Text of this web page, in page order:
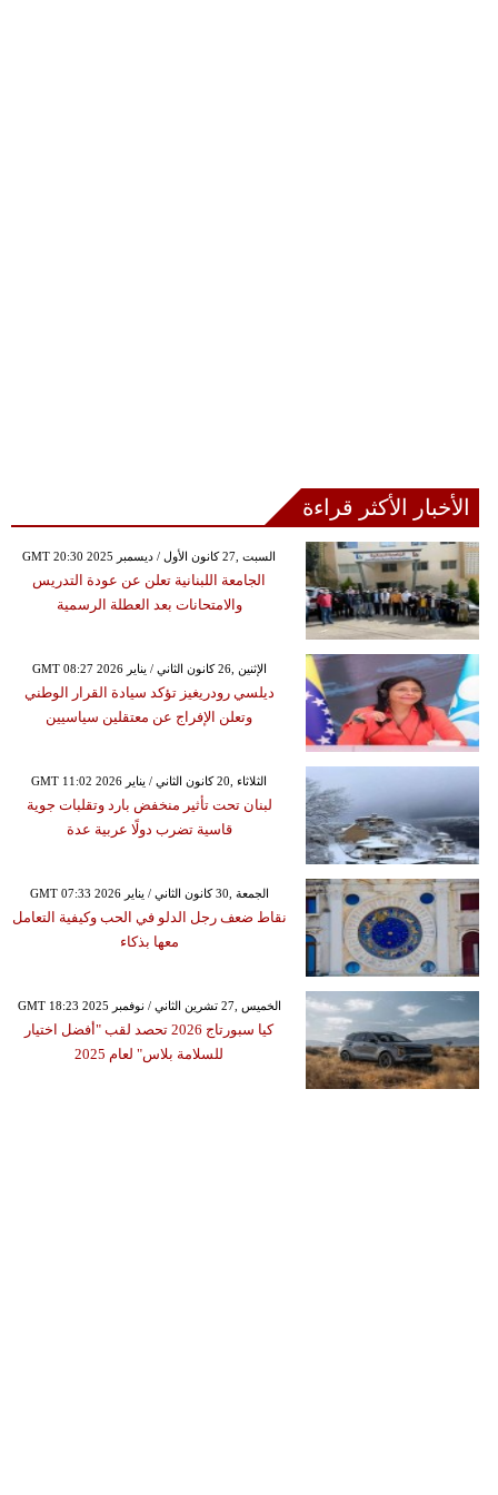
الأخبار الأكثر قراءة
GMT 20:30 2025 السبت ,27 كانون الأول / ديسمبر
الجامعة اللبنانية تعلن عن عودة التدريس
والامتحانات بعد العطلة الرسمية
GMT 08:27 2026 الإثنين ,26 كانون الثاني / يناير
ديلسي رودريغيز تؤكد سيادة القرار الوطني
وتعلن الإفراج عن معتقلين سياسيين
GMT 11:02 2026 الثلاثاء ,20 كانون الثاني / يناير
لبنان تحت تأثير منخفض بارد وتقلبات جوية
قاسية تضرب دولًا عربية عدة
GMT 07:33 2026 الجمعة ,30 كانون الثاني / يناير
نقاط ضعف رجل الدلو في الحب وكيفية التعامل
معها بذكاء
GMT 18:23 2025 الخميس ,27 تشرين الثاني / نوفمبر
كيا سبورتاج 2026 تحصد لقب "أفضل اختيار
للسلامة بلاس" لعام 2025